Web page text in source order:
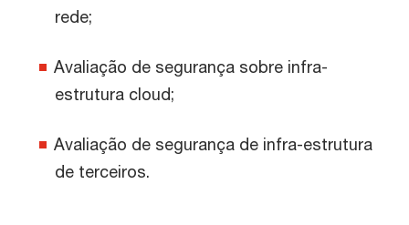
rede;
Avaliação de segurança sobre infra-
estrutura cloud;
Avaliação de segurança de infra-estrutura
de terceiros.